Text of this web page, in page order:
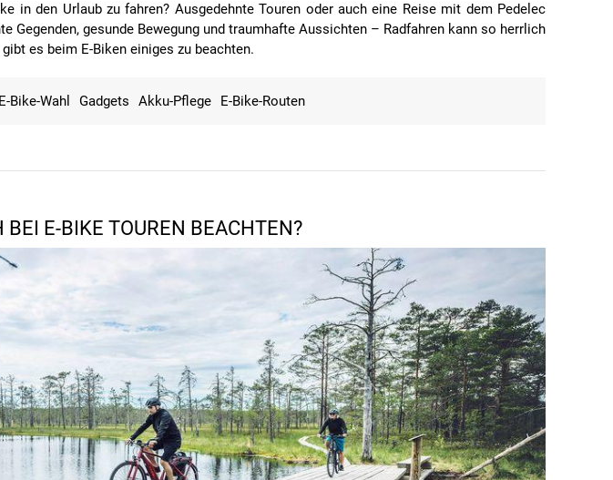
in den Urlaub zu fahren? Ausgedehnte Touren oder auch eine Reise mit dem Pedelec
Gegenden, gesunde Bewegung und traumhafte Aussichten – Radfahren kann so herrlich
es beim E-Biken einiges zu beachten.
Bike-Wahl Gadgets Akku-Pflege E-Bike-Routen
BEI E-BIKE TOUREN BEACHTEN?